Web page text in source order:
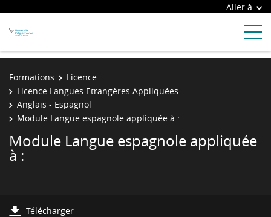
Aller à
Formations
Licence
Licence Langues Etrangères Appliquées
Anglais - Espagnol
Module Langue espagnole appliquée à :
Module Langue espagnole appliquée
à :
Télécharger